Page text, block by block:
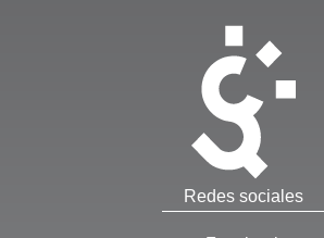
Redes sociales